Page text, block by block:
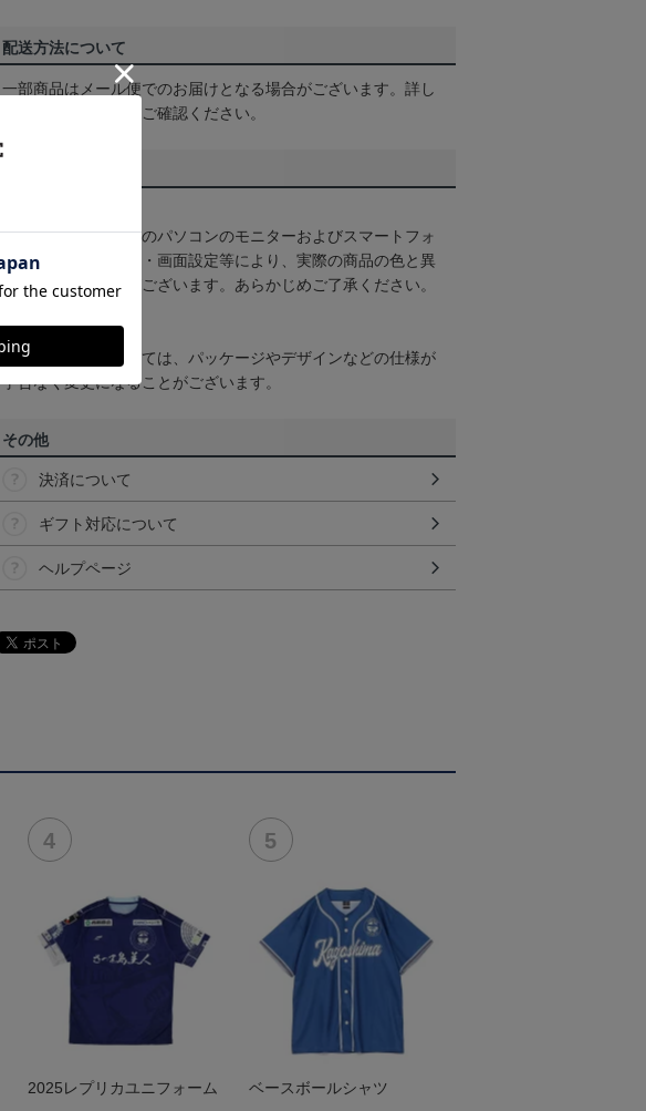
配送方法について
一部商品はメール便でのお届けとなる場合がございます。詳し
をご確認ください。
商品画像は、お使いのパソコンのモニターおよびスマートフォ
ンのメーカー・機種・画面設定等により、実際の商品の色と異
なって見える場合がございます。あらかじめご了承ください。
【仕様について】
取り扱い商品によっては、パッケージやデザインなどの仕様が
予告なく変更になることがございます。
その他
決済について
ギフト対応について
ヘルプページ
2025レプリカユニフォーム ベースボールシャツ